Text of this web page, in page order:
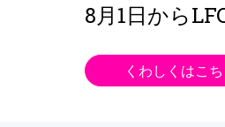
8月1日から
くわしくはこ